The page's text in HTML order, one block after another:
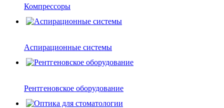
Компрессоры
Аспирационные системы
Рентгеновское оборудование